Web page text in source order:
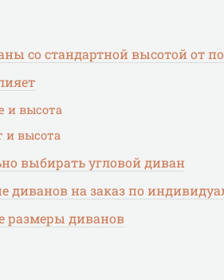
со стандартной высотой от
и высота
и высота
выбирать угловой диван
диванов на заказ по
размеры диванов